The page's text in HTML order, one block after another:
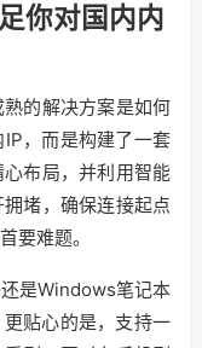
你对国内内
的解决方案是如何
，而是构建了一套
布局，并利用智能
堵，确保连接起点
要难题。
是Windows笔记本
贴心的是，支持一